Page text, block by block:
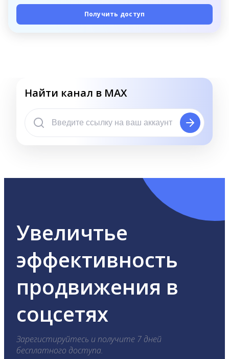
Получить доступ
Найти канал в MAX
Увеличтье
эффективность
продвижения в
соцсетях
Зарегистируйтесь и получите 7 дней
бесплатного доступа.